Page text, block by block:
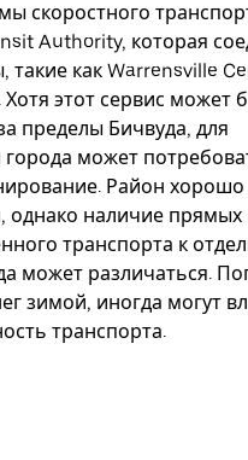
скоростного
Authority, которая
как Warrensville
этот сервис может
пределы Бичвуда, для
может
Район хорошо
однако наличие прямых
транспорта к
может различаться.
зимой, иногда могут
транспорта.